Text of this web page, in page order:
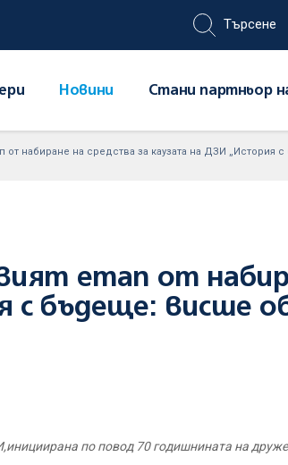
Новини Стани партньор
от набиране на средства за каузата на ДЗИ
етап от
бъдеще: висше
по повод 70 годишнината на